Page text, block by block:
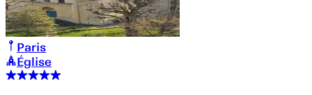
Paris
Église